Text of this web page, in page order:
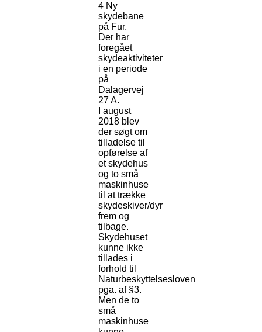
4 Ny
skydebane
på Fur.
Der har
foregået
skydeaktiviteter
i en periode
på
Dalagervej
27 A.
I august
2018 blev
der søgt om
tilladelse til
opførelse af
et skydehus
og to små
maskinhuse
til at trække
skydeskiver/dyr
frem og
tilbage.
Skydehuset
kunne ikke
tillades i
forhold til
Naturbeskyttelsesloven
pga. af §3.
Men de to
små
maskinhuse